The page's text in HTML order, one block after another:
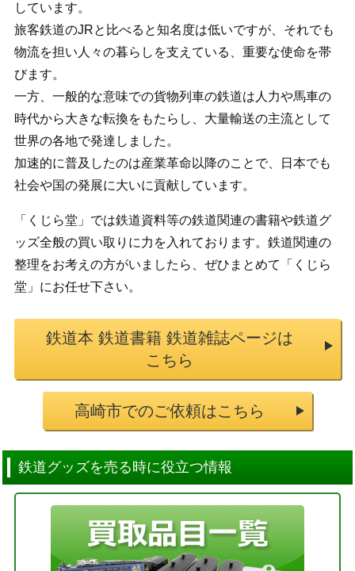
しています。
旅客鉄道のJRと比べると知名度は低いですが、それでも
物流を担い人々の暮らしを支えている、重要な使命を帯
びます。
一方、一般的な意味での貨物列車の鉄道は人力や馬車の
時代から大きな転換をもたらし、大量輸送の主流として
世界の各地で発達しました。
加速的に普及したのは産業革命以降のことで、日本でも
社会や国の発展に大いに貢献しています。
「くじら堂」では鉄道資料等の鉄道関連の書籍や鉄道グ
ッズ全般の買い取りに力を入れております。鉄道関連の
整理をお考えの方がいましたら、ぜひまとめて「くじら
堂」にお任せ下さい。
鉄道本 鉄道書籍 鉄道雑誌ページは
こちら
高崎市でのご依頼はこちら
鉄道グッズを売る時に役立つ情報